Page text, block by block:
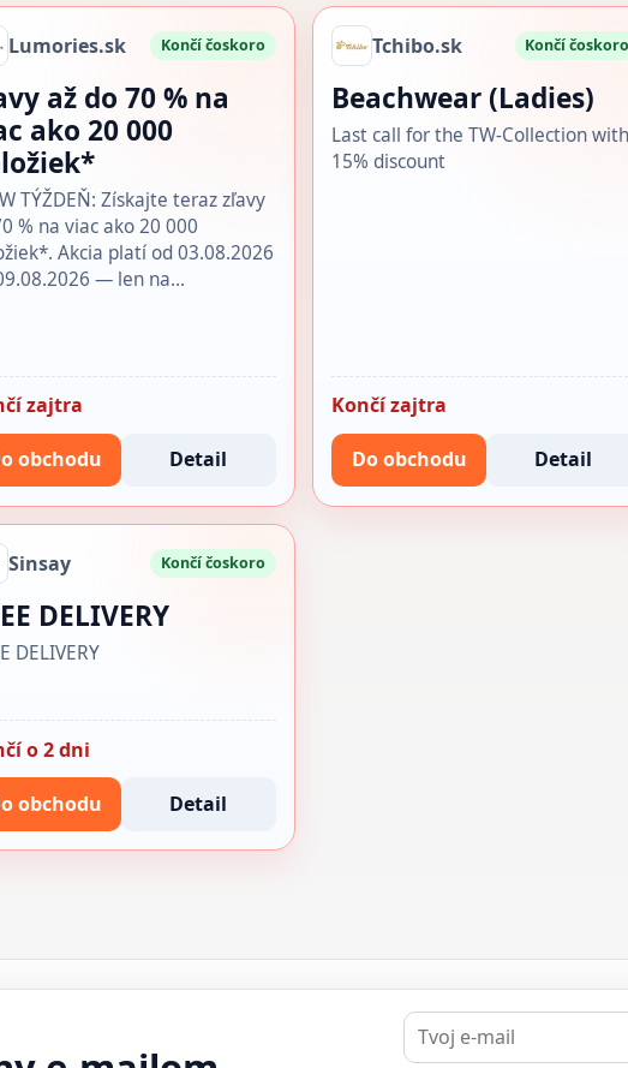
Lumories.sk Končí čoskoro
až do 70 % na
ako 20 000
TÝŽDEŇ: Získajte teraz zľavy
% na viac ako 20 000
Akcia platí od 03.08.2026
— len na…
zajtra
obchodu Detail
Tchibo.sk Končí čoskoro
Beachwear (Ladies)
Last call for the TW-Collection with
15% discount
Končí zajtra
Do obchodu Detail
Sinsay Končí čoskoro
DELIVERY
DELIVERY
o 2 dni
obchodu Detail
E-
mail